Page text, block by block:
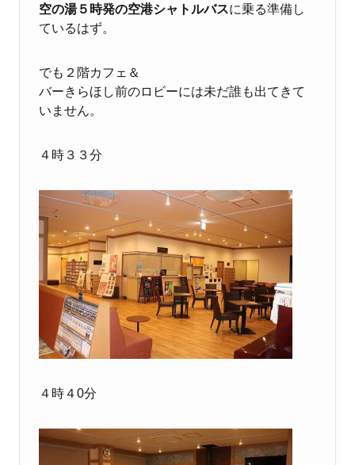
空の湯５時発の空港シャトルバスに乗る準備し
ているはず。
でも２階カフェ＆
バーきらほし前のロビーには未だ誰も出てきて
いません。
４時３３分
４時４0分